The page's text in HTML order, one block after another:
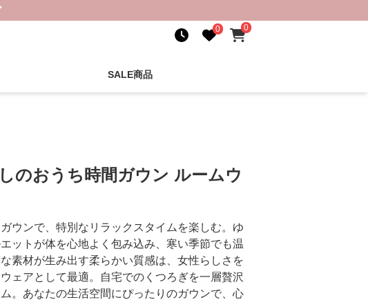
0 0
SALE商品
のおうち時間ガウン ルームウ
ウンで、特別なリラックスタイムを楽しむ。ゆ
ットが体を心地よく包み込み、寒い季節でも温
素材が生み出す柔らかい質感は、女性らしさを
ェアとして最適。自宅でのくつろぎを一層贅沢
。あなたの生活空間にぴったりのガウンで、心